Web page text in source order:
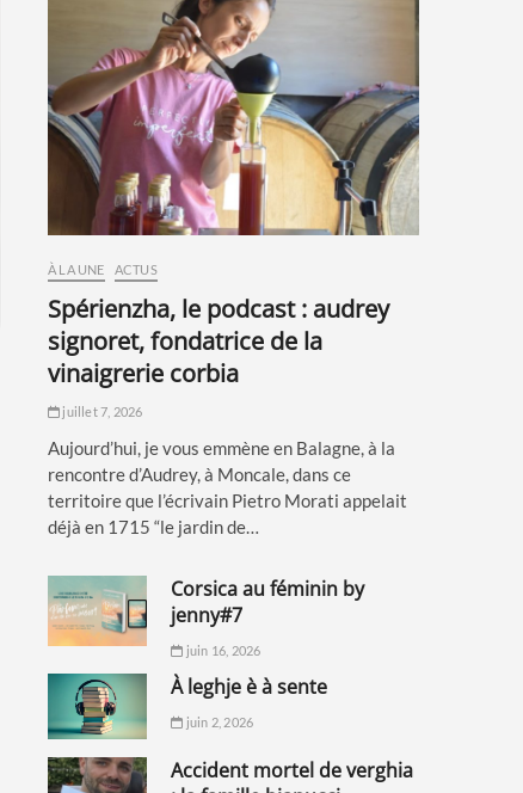
À LA UNE ACTUS
spérienzha, le podcast : audrey
signoret, fondatrice de la
vinaigrerie corbia
juillet 7, 2026
Aujourd’hui, je vous emmène en Balagne, à la
rencontre d’Audrey, à Moncale, dans ce
territoire que l’écrivain Pietro Morati appelait
déjà en 1715 “le jardin de…
corsica au féminin by
jenny#7
juin 16, 2026
à leghje è à sente
juin 2, 2026
accident mortel de verghia